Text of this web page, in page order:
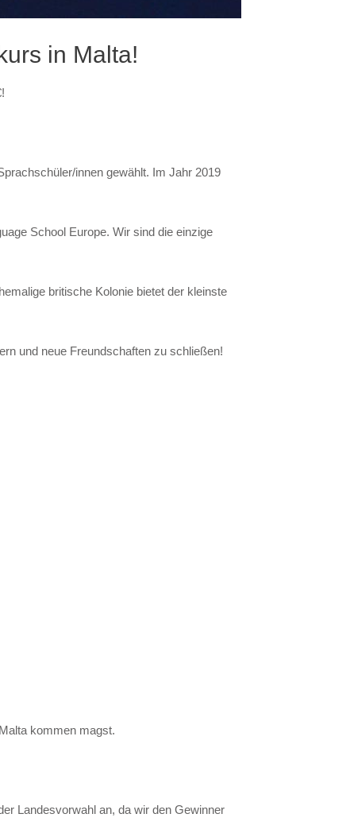
in Malta!
innen gewählt. Im Jahr 2019
School Europe. Wir sind die einzige
britische Kolonie bietet der kleinste
und neue Freundschaften zu schließen!
kommen magst.
Landesvorwahl an, da wir den Gewinner